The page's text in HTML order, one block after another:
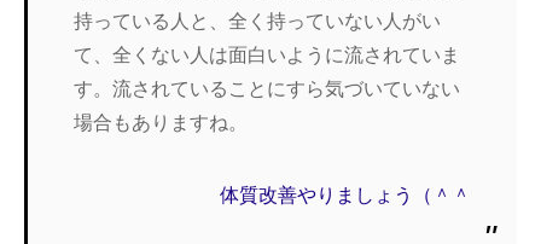
持っている人と、全く持っていない人がい
て、全くない人は面白いように流されていま
す。流されていることにすら気づいていない
場合もありますね。
体質改善やりましょう（＾＾